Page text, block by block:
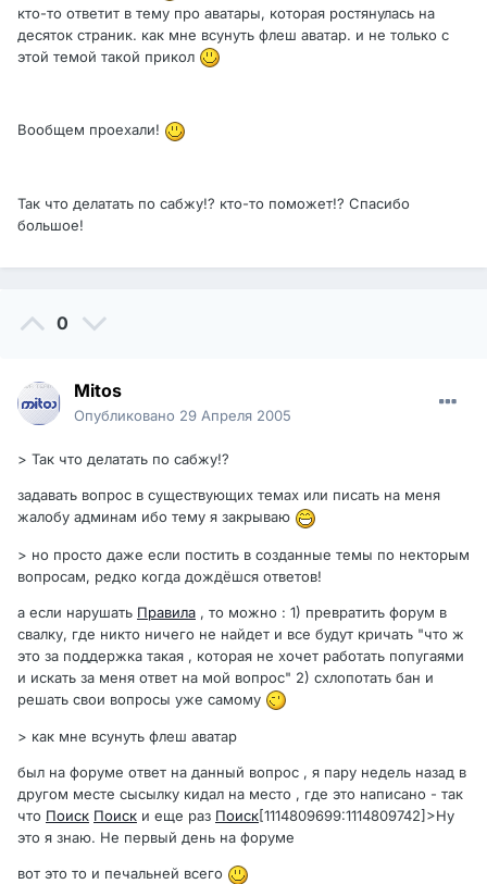
кто-то ответит в тему про аватары, которая ростянулась на
десяток страник. как мне всунуть флеш аватар. и не только с
этой темой такой прикол
Вообщем проехали!
Так что делатать по сабжу!? кто-то поможет!? Спасибо
большое!
0
Mitos
Опубликовано 29 Апреля 2005
> Так что делатать по сабжу!?
задавать вопрос в существующих темах или писать на меня
жалобу админам ибо тему я закрываю
> но просто даже если постить в созданные темы по некторым
вопросам, редко когда дождёшся ответов!
а если нарушать Правила , то можно : 1) превратить форум в
свалку, где никто ничего не найдет и все будут кричать "что ж
это за поддержка такая , которая не хочет работать попугаями
и искать за меня ответ на мой вопрос" 2) схлопотать бан и
решать свои вопросы уже самому
> как мне всунуть флеш аватар
был на форуме ответ на данный вопрос , я пару недель назад в
другом месте сысылку кидал на место , где это написано - так
что Поиск Поиск и еще раз Поиск[1114809699:1114809742]>Ну
это я знаю. Не первый день на форуме
вот это то и печальней всего